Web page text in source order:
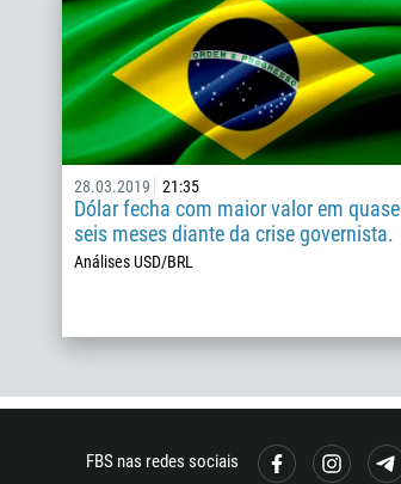
28.03.2019 21:35
Dólar fecha com maior valor em quase
seis meses diante da crise governista.
Análises USD/BRL
FBS nas redes sociais